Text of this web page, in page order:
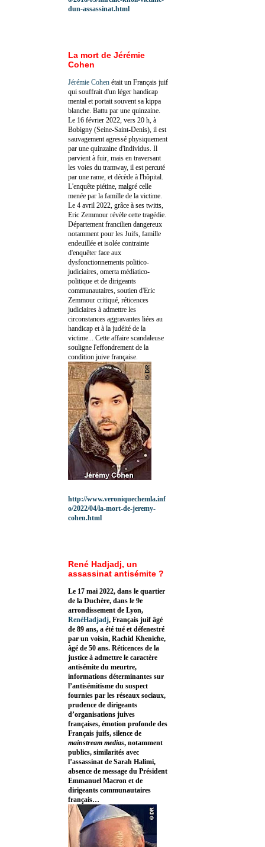
dun-assassinat.html
La mort de Jérémie
Cohen
Jérémie Cohen était un Français juif
qui souffrait d'un léger handicap
mental et portait souvent sa kippa
blanche. Battu par une quinzaine.
Le 16 février 2022, vers 20 h, à
Bobigny (Seine-Saint-Denis), il est
sauvagement agressé physiquement
par une quinzaine d'individus. Il
parvient à fuir, mais en traversant
les voies du tramway, il est percuté
par une rame, et décède à l'hôpital.
L'enquête piétine, malgré celle
menée par la famille de la victime.
Le 4 avril 2022, grâce à ses twitts,
Eric Zemmour révèle cette tragédie.
Département francilien dangereux
notamment pour les Juifs, famille
endeuillée et isolée contrainte
d'enquêter face aux
dysfonctionnements politico-
judiciaires, omerta médiatico-
politique et de dirigeants
communautaires, soutien d'Eric
Zemmour critiqué, réticences
judiciaires à admettre les
circonstances aggravantes liées au
handicap et à la judéité de la
victime... Cette affaire scandaleuse
souligne l'effondrement de la
condition juive française.
http://www.veroniquechemla.inf
o/2022/04/la-mort-de-jeremy-
cohen.html
René Hadjadj, un
assassinat antisémite ?
Le 17 mai 2022, dans le quartier
de la Duchère, dans le 9e
arrondissement de Lyon,
RenéHadjadj, Français juif âgé
de 89 ans, a été tué et défenestré
par un voisin, Rachid Kheniche,
âgé de 50 ans. Réticences de la
justice à admettre le caractère
antisémite du meurtre,
informations déterminantes sur
l’antisémitisme du suspect
fournies par les réseaux sociaux,
prudence de dirigeants
d’organisations juives
françaises, émotion profonde des
Français juifs, silence de
mainstream medias, notamment
publics, similarités avec
l’assassinat de Sarah Halimi,
absence de message du Président
Emmanuel Macron et de
dirigeants communautaires
français…